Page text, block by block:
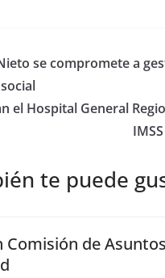
er l s
p
e
g
gr
m
se compromete a
el Hospital General
te puede
Comisión de